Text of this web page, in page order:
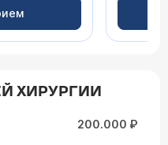
ХИРУРГИИ
200.000 ₽